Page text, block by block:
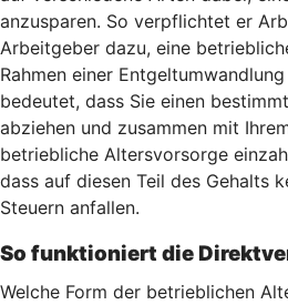
anzusparen. So verpflichtet er
Arbeitgeber dazu, eine
Rahmen einer
bedeutet, dass Sie einen
abziehen und zusammen mit
betriebliche Altersvorsorge
dass auf diesen Teil des Gehalts
Steuern anfallen.
So funktioniert die
Welche Form der betrieblichen